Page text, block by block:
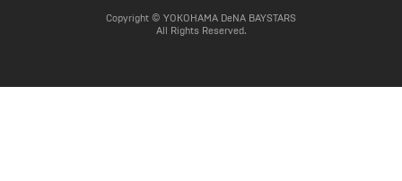
Copyright © YOKOHAMA DeNA BAYSTARS
All Rights Reserved.